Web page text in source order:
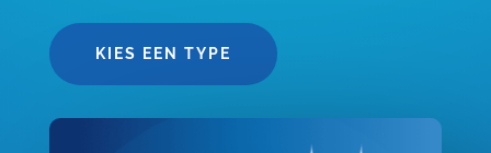
KIES EEN TYPE